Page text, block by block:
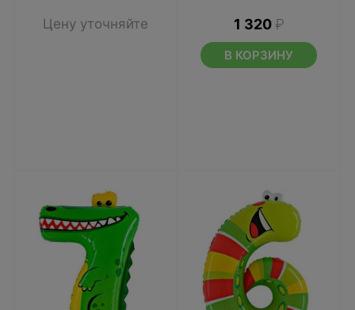
Цену уточняйте 1 320 ₽
В КОРЗИНУ